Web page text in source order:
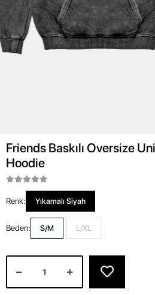
Friends Baskılı Oversize
Hoodie
Renk: Yıkamalı Siyah
Beden: S/M L/XL